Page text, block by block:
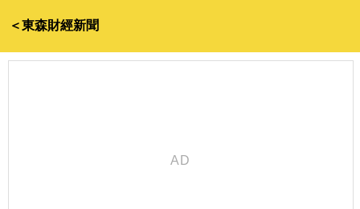
＜東森財經新聞